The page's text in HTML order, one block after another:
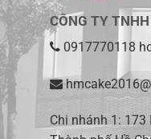
CÔNG TY
0917770118
Chi nhánh 1: 173